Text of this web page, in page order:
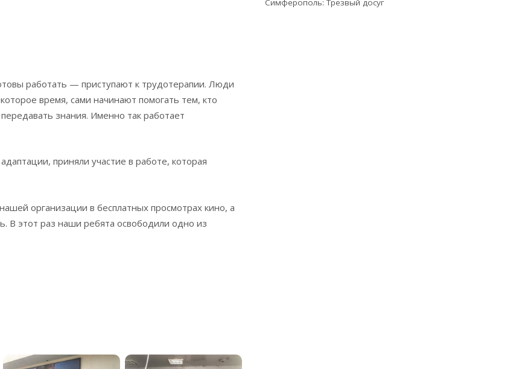
работать — приступают к трудотерапии. Люди
время, сами начинают помогать тем, кто
знания. Именно так работает
приняли участие в работе, которая
организации в бесплатных просмотрах кино, а
В этот раз наши ребята освободили одно из